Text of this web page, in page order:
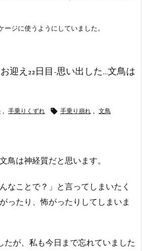
ージに使うようにしていました。
迎え22日目-思い出した…文鳥は
, 手乗りくずれ  手乗り崩れ , 文鳥
鳥は神経質だと思います。
なことで？」と言ってしまいたく
ったり、怖がったりしてしまいま
が、私も今日まで忘れていました